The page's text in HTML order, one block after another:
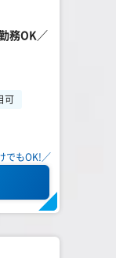
務OK／
可
でもOK!／